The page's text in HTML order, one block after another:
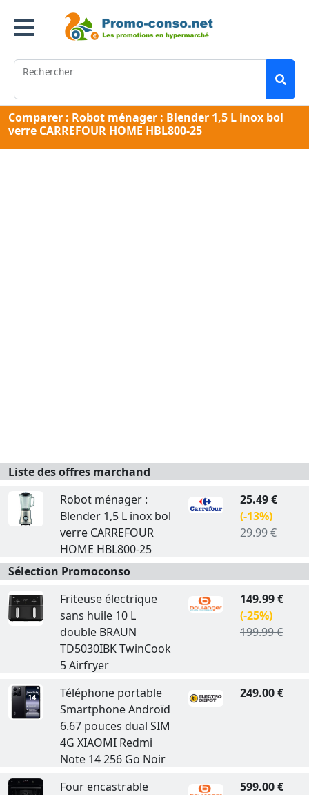
Rechercher
Comparer : Robot ménager : Blender 1,5 L inox bol
verre CARREFOUR HOME HBL800-25
Liste des offres marchand
Robot ménager :
Blender 1,5 L inox bol
verre CARREFOUR
HOME HBL800-25
25.49 €
(-13%)
29.99 €
Sélection Promoconso
Friteuse électrique
sans huile 10 L
double BRAUN
TD5030IBK TwinCook
5 Airfryer
149.99 €
(-25%)
199.99 €
Téléphone portable
Smartphone Androïd
6.67 pouces dual SIM
4G XIAOMI Redmi
Note 14 256 Go Noir
249.00 €
Four encastrable
599.00 €